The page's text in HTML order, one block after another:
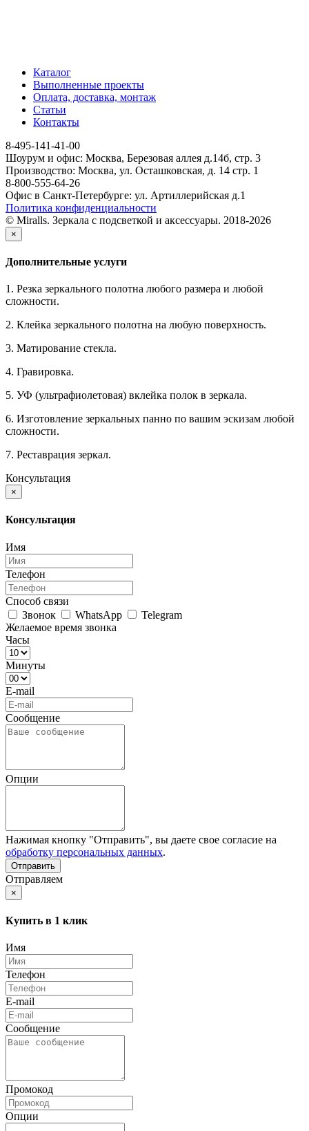
Каталог
Выполненные проекты
Оплата, доставка, монтаж
Статьи
Контакты
8-495-141-41-00
Шоурум и офис: Москва, Березовая аллея д.14б, стр. 3
Производство: Москва, ул. Осташковская, д. 14 стр. 1
8-800-555-64-26
Офис в Санкт-Петербурге: ул. Артиллерийская д.1
Политика конфиденциальности
© Miralls. Зеркала с подсветкой и аксессуары. 2018-2026
×
Дополнительные услуги
1. Резка зеркального полотна любого размера и любой
сложности.
2. Клейка зеркального полотна на любую поверхность.
3. Матирование стекла.
4. Гравировка.
5. УФ (ультрафиолетовая) вклейка полок в зеркала.
6. Изготовление зеркальных панно по вашим эскизам любой
сложности.
7. Реставрация зеркал.
Консультация
×
Консультация
Имя
Телефон
Способ связи
Звонок
WhatsApp
Telegram
Желаемое время звонка
Часы
Минуты
E-mail
Сообщение
Опции
Нажимая кнопку "Отправить", вы даете свое согласие на
обработку персональных данных.
Отправляем
×
Купить в 1 клик
Имя
Телефон
E-mail
Сообщение
Промокод
Опции